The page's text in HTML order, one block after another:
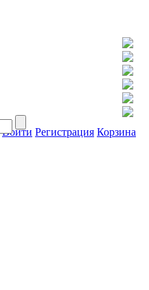
Войти Регистрация Корзина